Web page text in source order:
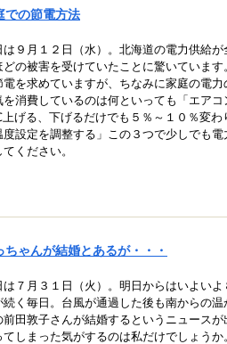
での節電方法
は９月１２日（水）。北海道の電力供給
どの被害を受けていたことに驚いていま
電を求めていますが、ちなみに家庭の電
を消費しているのは何といっても「エア
げる、下げるだけでも５％～１０％変
度設定を調整する」この３つで少しでも
てください。
ちゃんが結婚とあるが・・・
は７月３１日（火）。明日からはいよい
続く毎日。台風が通過した後も南からの
前田敦子さんが結婚するというニュースが
てしまった気がするのは私だけでしょう